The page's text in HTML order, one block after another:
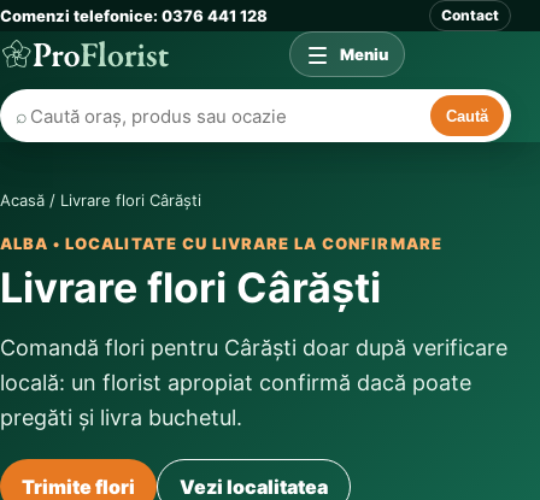
Comenzi telefonice: 0376 441 128 Contact
⌕ Caută
Meniu
Acasă / Livrare flori Cârăști
ALBA • LOCALITATE CU LIVRARE LA CONFIRMARE
Livrare flori Cârăști
Comandă flori pentru Cârăști doar după verificare
locală: un florist apropiat confirmă dacă poate
pregăti și livra buchetul.
Trimite flori Vezi localitatea